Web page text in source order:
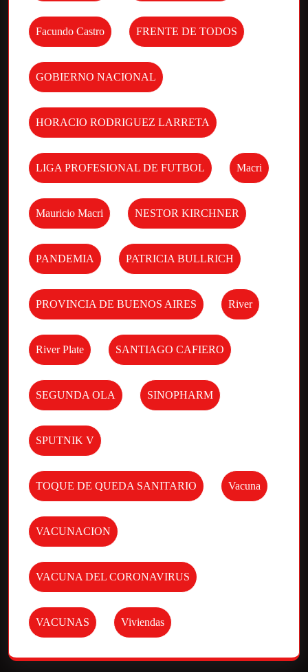
Facundo Castro FRENTE DE TODOS
GOBIERNO NACIONAL
HORACIO RODRIGUEZ LARRETA
LIGA PROFESIONAL DE FUTBOL Macri
Mauricio Macri NESTOR KIRCHNER
PANDEMIA PATRICIA BULLRICH
PROVINCIA DE BUENOS AIRES River
River Plate SANTIAGO CAFIERO
SEGUNDA OLA SINOPHARM
SPUTNIK V
TOQUE DE QUEDA SANITARIO Vacuna
VACUNACION
VACUNA DEL CORONAVIRUS
VACUNAS Viviendas